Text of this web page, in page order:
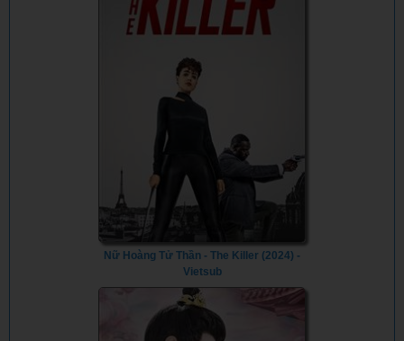
Nữ Hoàng Tử Thần - The Killer (2024) -
Vietsub